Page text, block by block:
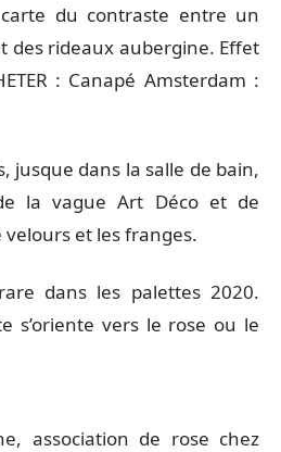
du contraste entre un
des rideaux aubergine. Effet
: Canapé Amsterdam :
jusque dans la salle de bain,
la vague Art Déco et de
velours et les franges.
dans les palettes 2020.
s’oriente vers le rose ou le
association de rose chez